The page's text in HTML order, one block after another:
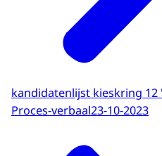
kandidatenlijst kieskring 12
Proces-verbaal23-10-2023